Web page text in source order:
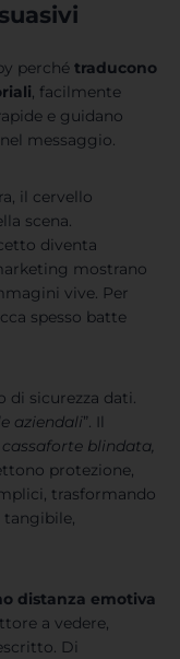
perché traducono
, facilmente
e guidano
messaggio.
il cervello
scena.
diventa
mostrano
vive. Per
spesso batte
di sicurezza dati.
aziendali”. Il
blindata,
protezione,
trasformando
distanza emotiva
a vedere,
Di